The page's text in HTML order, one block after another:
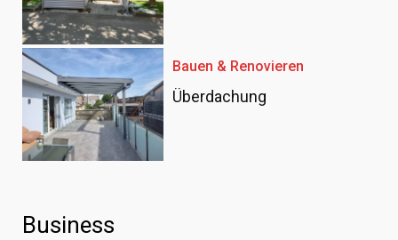
Bauen & Renovieren
Überdachung
Business